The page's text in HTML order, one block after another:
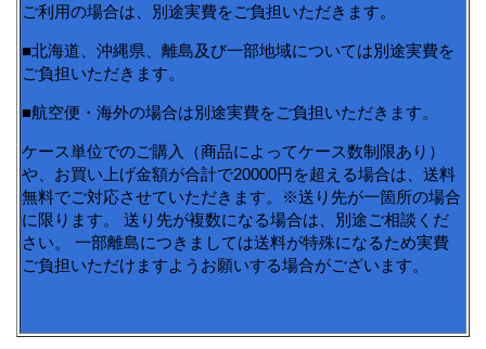
ご利用の場合は、別途実費をご負担いただきます。
■北海道、沖縄県、離島及び一部地域については別途実費を
ご負担いただきます。
■航空便・海外の場合は別途実費をご負担いただきます。
ケース単位でのご購入（商品によってケース数制限あり）
や、お買い上げ金額が合計で20000円を超える場合は、送料
無料でご対応させていただきます。※送り先が一箇所の場合
に限ります。 送り先が複数になる場合は、別途ご相談くだ
さい。 一部離島につきましては送料が特殊になるため実費
ご負担いただけますようお願いする場合がございます。